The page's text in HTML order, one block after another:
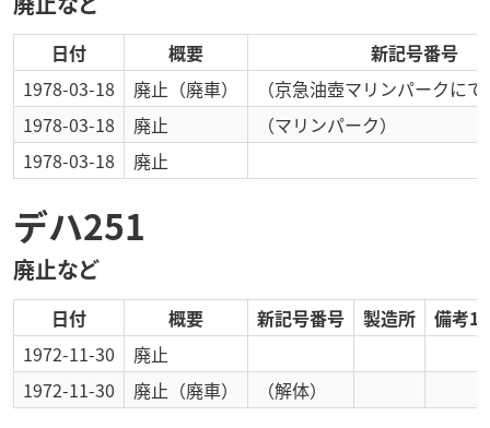
日付 概要
新記号番号
1978-03-18
廃止 （廃車）
（京急油壺マリンパークに
1978-03-18
廃止
（マリンパーク）
1978-03-18
廃止
デハ251
廃止など
日付 概要 新記号番号 製造所
備考1
1972-11-30
廃止
1972-11-30
廃止 （廃車） （解体）